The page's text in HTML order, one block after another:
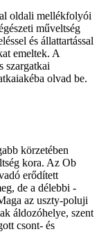
oldali mellékfolyói
műveltség
és állattartással
emeltek. A
­szargatkai
olvad be.
körzetében
kora. Az Ob
erődített
de a délebbi
az uszty-poluji
áldozóhelye, szent
csont- és